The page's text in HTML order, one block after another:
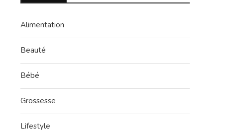
Alimentation
Beauté
Bébé
Grossesse
Lifestyle